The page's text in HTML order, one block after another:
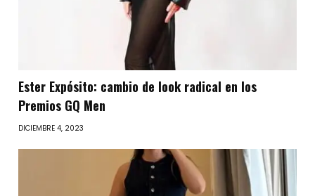
Ester Expósito: cambio de look radical en los
Premios GQ Men
DICIEMBRE 4, 2023